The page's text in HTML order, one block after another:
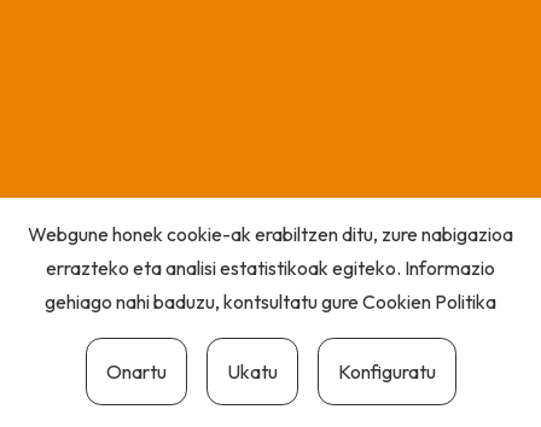
Webgune honek cookie-ak erabiltzen ditu, zure nabigazioa
errazteko eta analisi estatistikoak egiteko. Informazio
gehiago nahi baduzu, kontsultatu gureCookien Politika
Onartu Ukatu Konfiguratu